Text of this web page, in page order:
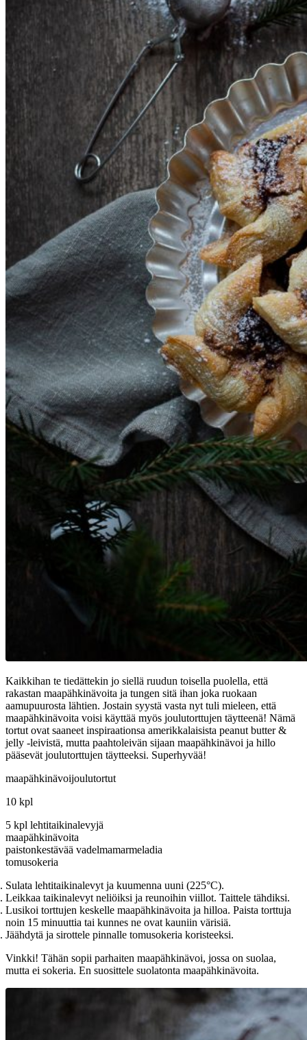
Kaikkihan te tiedättekin jo siellä ruudun toisella puolella, että
rakastan maapähkinävoita ja tungen sitä ihan joka ruokaan
aamupuurosta lähtien. Jostain syystä vasta nyt tuli mieleen, että
maapähkinävoita voisi käyttää myös joulutorttujen täytteenä! Nämä
tortut ovat saaneet inspiraationsa amerikkalaisista peanut butter &
jelly -leivistä, mutta paahtoleivän sijaan maapähkinävoi ja hillo
pääsevät joulutorttujen täytteeksi. Superhyvää!
maapähkinävoijoulutortut
10 kpl
5 kpl lehtitaikinalevyjä
maapähkinävoita
paistonkestävää vadelmamarmeladia
tomusokeria
Sulata lehtitaikinalevyt ja kuumenna uuni (225°C).
Leikkaa taikinalevyt neliöiksi ja reunoihin viillot. Taittele tähdiksi.
Lusikoi torttujen keskelle maapähkinävoita ja hilloa. Paista torttuja
noin 15 minuuttia tai kunnes ne ovat kauniin värisiä.
Jäähdytä ja sirottele pinnalle tomusokeria koristeeksi.
Vinkki! Tähän sopii parhaiten maapähkinävoi, jossa on suolaa,
mutta ei sokeria. En suosittele suolatonta maapähkinävoita.